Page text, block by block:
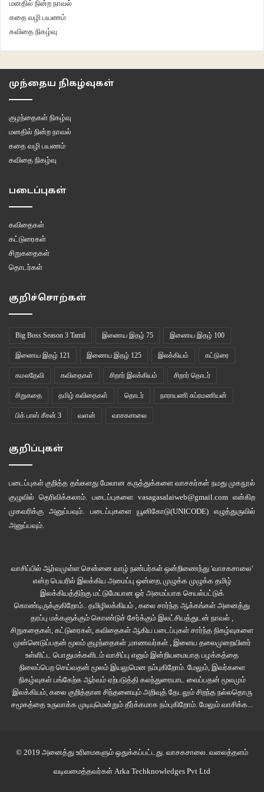
சென்னை - ஆயிரம் மன்னர்கள் ஆண்ட நிலம்
மனதில் நின்ற நாவல்
கதை வழி பயணம்
கவிதை நிகழ்வு
முந்தைய நிகழ்வுகள்
குழந்தைகள் நிகழ்வு
மனதில் நின்ற நாவல்
கதை வழி பயணம்
கவிதை நிகழ்வு
படைப்புகள்
கவிதைகள்
கட்டுரைகள்
சிறுகதைகள்
தொடர்கள்
குறிச்சொற்கள்
Big Boss Season 3 Tamil இணைய இதழ் 75 இணைய இதழ் 100
இணைய இதழ் 121 இணைய இதழ் 125 இலக்கியம் கட்டுரை
கமலதேவி கவிதைகள் சிறார் இலக்கியம் சிறார் தொடர்
சிறுகதை தமிழ் கவிதைகள் தொடர் நாராயணி சுப்ரமணியன்
பிக் பாஸ் சீசன் 3 வளன் வாசகசாலை
குறிப்புகள்
படைப்புகள் குறித்த தங்களது மேலான கருத்துக்களை வாசகர்கள் நமது முகநூல்
குழுவில் தெரிவிக்கலாம். படைப்புகளை vasagasalaiweb@gmail.com என்கிற
முகவரிக்கு அனுப்பவும். படைப்புகளை யூனிகோடு(UNICODE)எழுத்துருவில்
அனுப்பவும்.
வாசிப்பில் ஆர்வமுள்ள சென்னை வாழ் நண்பர்கள் ஒன்றிணைந்து 'வாசகசாலை'
என்ற பெயரில் இலக்கிய அமைப்பு ஒன்றை, முழுக்க முழுக்க தமிழ்
இலக்கியத்திற்கு மட்டுமேயான ஓர் அமைப்பாக செயல்பட்டுக்
கொண்டிருக்குகிறோம்.. தமிழிலக்கியம் , கலை சார்ந்த ஆக்கங்கள் அனைத்து
தரப்பு மக்களுக்கும் கொண்டுச் சேர்க்கும் இலட்சியத்துடன் நாவல் ,
சிறுகதைகள், கட்டுரைகள், கவிதைகள் ஆகிய படைப்புகள் சார்ந்த நிகழ்வுகளை
முன்னெடுப்பதன் மூலம் குழந்தைகள் ,மாணவர்கள் , இளைய தலைமுறையினர்
உள்ளிட்ட பொதுமக்களிடம் வாசிப்பு எனும் இன்றியமையாத பழக்கத்தை
நிலைப்பெற செய்வதன் மூலம் இயலுமென நம்புகிறோம். மேலும், இவர்களை
நிகழ்வுகள் பங்கேற்க ஆர்வம் ஏற்படுத்தி கலந்துரையாட வைப்பதன் மூலமும்
இலக்கியம், கலை குறித்தான சிந்தனையும் அறிவுத் தேடலும் சிறந்த நல்லதொரு
சமூகத்தை உருவாக்க முடியுமென்றும் தீர்க்கமாக நம்புகிறோம். மேலும் வாசிக்க...
© 2019 அனைத்து உரிமைகளும் ஒதுக்கப்பட்டது. வாசகசாலை . வலைத்தளம்
வடிவமைத்தவர்கள் Arka Techknowledges Pvt Ltd